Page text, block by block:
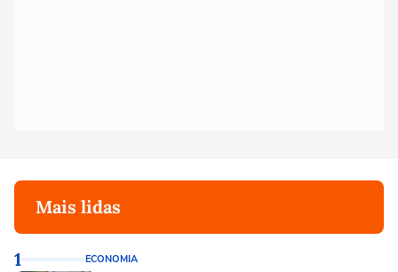
Mais lidas
1 ECONOMIA